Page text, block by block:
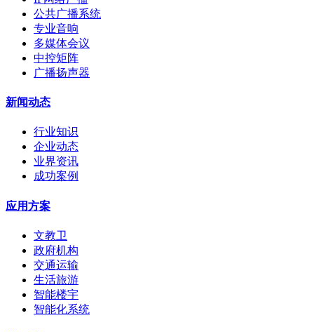
公共广播系统
专业音响
多媒体会议
中控矩阵
广播扬声器
新闻动态
行业知识
企业动态
业界资讯
成功案例
应用方案
文教卫
政府机构
交通运输
生活旅游
智能楼宇
智能化系统